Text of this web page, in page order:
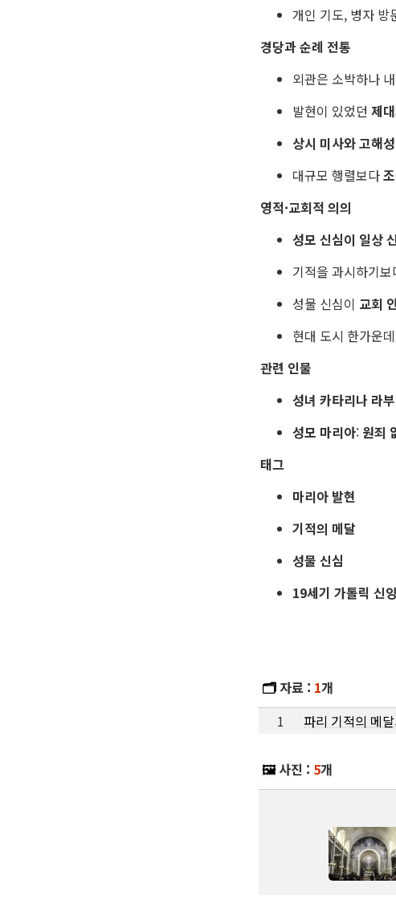
개인 기도, 병자 방
경당과 순례 전통
외관은 소박하나
발현이 있었던 제
상시 미사와 고해
대규모 행렬보다
영적·교회적 의의
성모 신심이 일상
기적을 과시하기보
성물 신심이 교회
현대 도시 한가운
관련 인물
성녀 카타리나 라
성모 마리아: 원죄
태그
마리아 발현
기적의 메달
성물 신심
19세기 가톨릭 신
🗂️ 자료 : 1개
1
파리 기적의 메
🖼️사진 : 5개